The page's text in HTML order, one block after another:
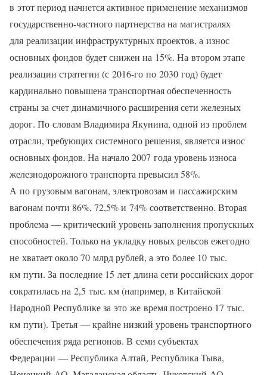
в этот период начнется активное применение механизмов
государственно-частного партнерства на магистралях
для реализации инфраструктурных проектов, а износ
основных фондов будет снижен на 15%. На втором этапе
реализации стратегии (с 2016-го по 2030 год) будет
кардинально повышена транспортная обеспеченность
страны за счет динамичного расширения сети железных
дорог. По словам Владимира Якунина, одной из проблем
отрасли, требующих системного решения, является износ
основных фондов. На начало 2007 года уровень износа
железнодорожного транспорта превысил 58%.
А по грузовым вагонам, электровозам и пассажирским
вагонам почти 86%, 72,5% и 74% соответственно. Вторая
проблема — критический уровень заполнения пропускных
способностей. Только на укладку новых рельсов ежегодно
не хватает около 70 млрд рублей, а это более 10 тыс.
км пути. За последние 15 лет длина сети российских дорог
сократилась на 2,5 тыс. км (например, в Китайской
Народной Республике за это же время построено 17 тыс.
км пути). Третья — крайне низкий уровень транспортного
обеспечения ряда регионов. В семи субъектах
Федерации — Республика Алтай, Республика Тыва,